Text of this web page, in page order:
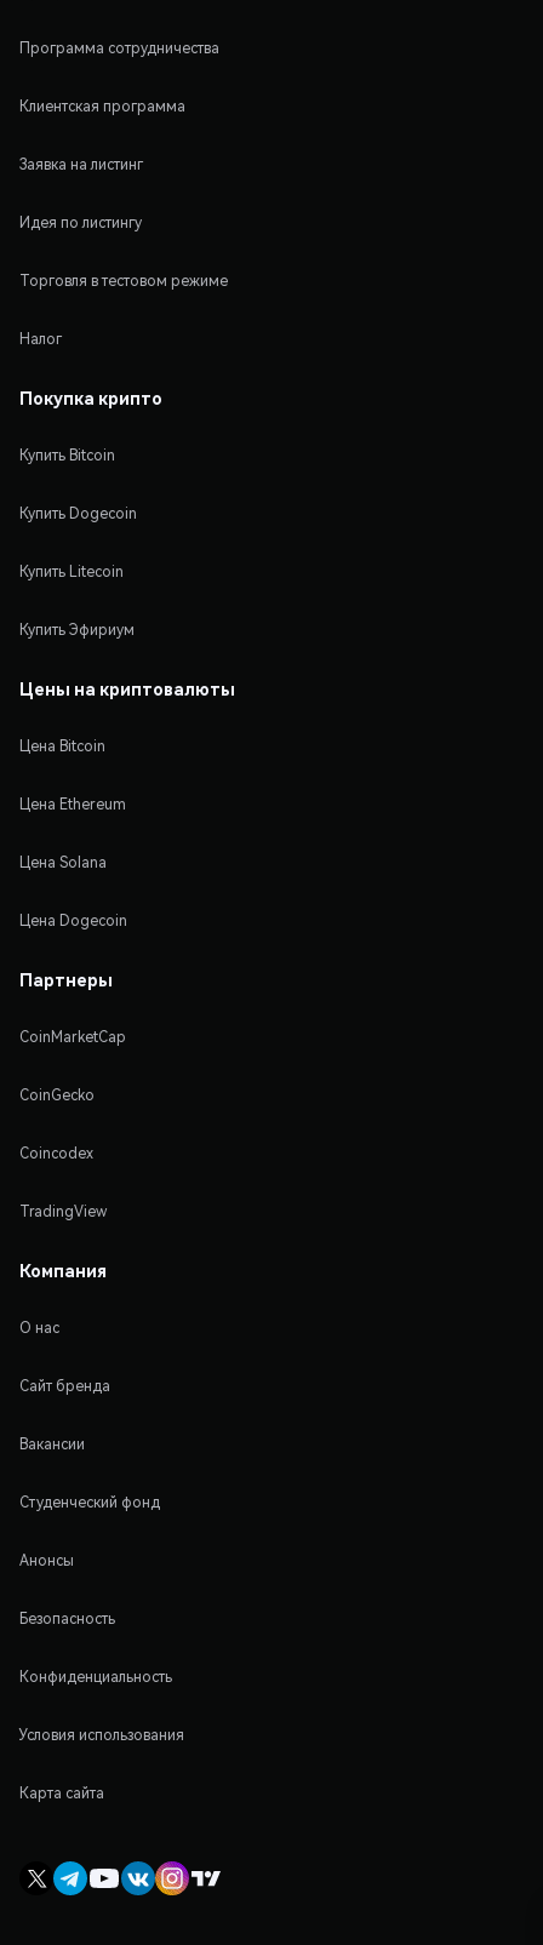
Программа сотрудничества
Клиентская программа
Заявка на листинг
Идея по листингу
Торговля в тестовом режиме
Налог
Покупка крипто
Купить Bitcoin
Купить Dogecoin
Купить Litecoin
Купить Эфириум
Цены на криптовалюты
Цена Bitcoin
Цена Ethereum
Цена Solana
Цена Dogecoin
Партнеры
CoinMarketCap
CoinGecko
Coincodex
TradingView
Компания
О нас
Сайт бренда
Вакансии
Студенческий фонд
Анонсы
Безопасность
Конфиденциальность
Условия использования
Карта сайта